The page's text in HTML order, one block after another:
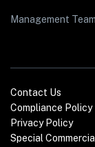
Management Team
Contact Us
Compliance Policy
Privacy Policy
Special